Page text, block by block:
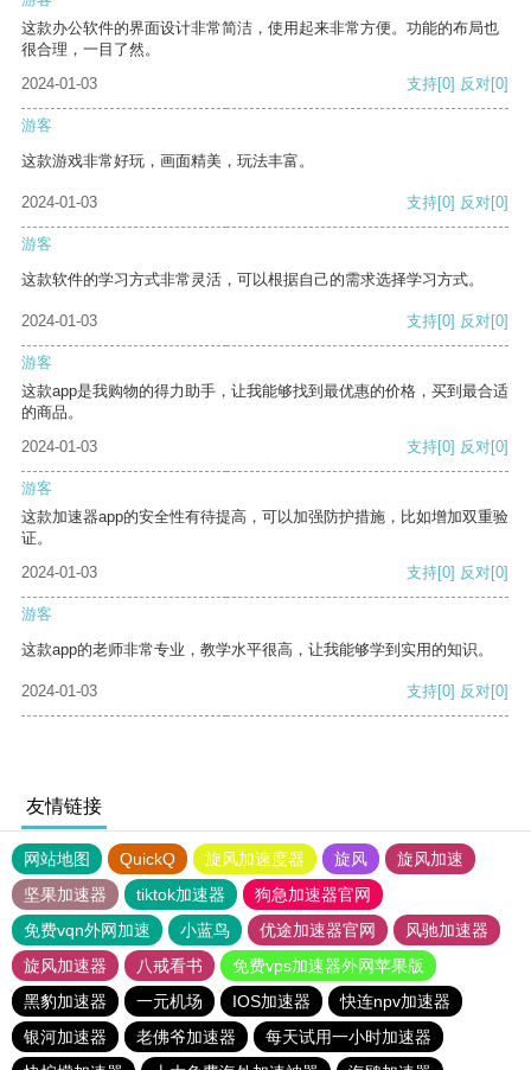
这款办公软件的界面设计非常简洁，使用起来非常方便。功能的布局也
很合理，一目了然。
2024-01-03
支持[0] 反对[0]
游客
这款游戏非常好玩，画面精美，玩法丰富。
2024-01-03 支持[0] 反对[0]
游客
这款软件的学习方式非常灵活，可以根据自己的需求选择学习方式。
2024-01-03 支持[0] 反对[0]
游客
这款app是我购物的得力助手，让我能够找到最优惠的价格，买到最合适
的商品。
2024-01-03
支持[0] 反对[0]
游客
这款加速器app的安全性有待提高，可以加强防护措施，比如增加双重验
证。
2024-01-03
支持[0] 反对[0]
游客
这款app的老师非常专业，教学水平很高，让我能够学到实用的知识。
2024-01-03 支持[0] 反对[0]
友情链接
网站地图 QuickQ 旋风加速度器 旋风
旋风加速
坚果加速器
tiktok加速器
狗急加速器官网
免费vqn外网加速
小蓝鸟 优途加速器官网
风驰加速器
旋风加速器
八戒看书
免费vps加速器外网苹果版
黑豹加速器
一元机场 IOS加速器
快连npv加速器
银河加速器
老佛爷加速器
每天试用一小时加速器